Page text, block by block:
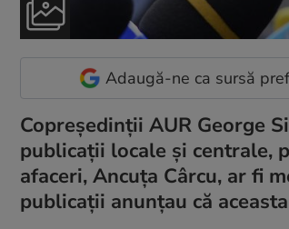
Adaugă-ne ca sursă
Copreședinții AUR George
publicații locale și centrale,
afaceri, Ancuţa Cârcu, ar fi
publicații anunțau că